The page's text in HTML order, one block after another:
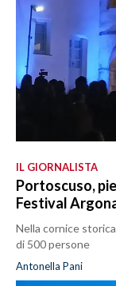
IL GIORNALISTA
Portoscuso,
Festival
Nella cornice
di 500 persone
Antonella Pani